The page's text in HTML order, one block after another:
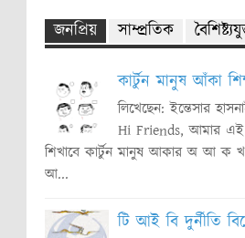
জনপ্রিয় সাম্প্রতিক
কার্টুন মানুষ আঁকা
লিখেছেন: ইন্তেসার
Hi Friends, আমার
শিখাবে কার্টুন মানুষ আকার অ আ ক
আ...
টি আই বি দুর্নীতি